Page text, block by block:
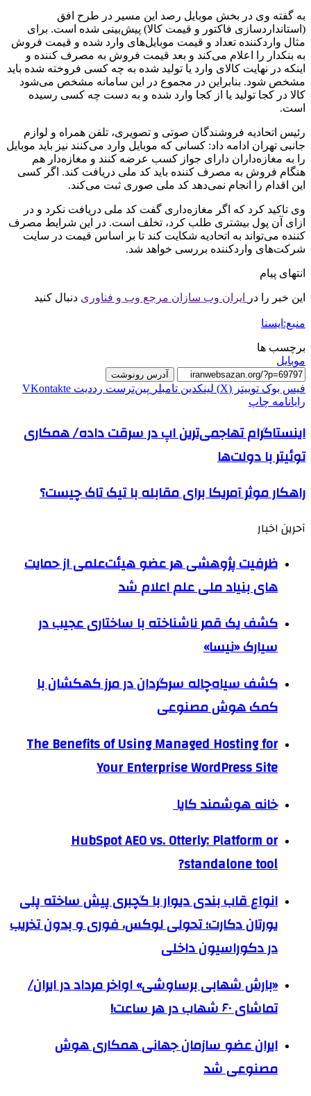
به گفته وی در بخش موبایل رصد این مسیر در طرح افق
(استانداردسازی فاکتور و قیمت کالا) پیش‌بینی شده است. برای
مثال واردکننده تعداد و قیمت موبایل‌های وارد شده و قیمت فروش
به بنکدار را اعلام می‌کند و بعد قیمت فروش به مصرف کننده و
اینکه در نهایت کالای وارد یا تولید شده به چه کسی فروخته شده باید
مشخص شود. بنابراین در مجموع در این سامانه مشخص می‌شود
کالا در کجا تولید یا از کجا وارد شده و به دست چه کسی رسیده
است.
رئیس اتحادیه فروشندگان صوتی و تصویری، تلفن همراه و لوازم
جانبی تهران ادامه داد: کسانی که موبایل وارد می‌کنند نیز باید موبایل
را به مغازه‌داران دارای جواز کسب عرضه کنند و مغازه‌دار هم
هنگام فروش به مصرف کننده باید کد ملی دریافت کند. اگر کسی
این اقدام را انجام نمی‌دهد کد ملی صوری ثبت می‌کند.
وی تاکید کرد که اگر مغازه‌داری گفت کد ملی دریافت نکرد و در
ازای آن پول بیشتری طلب کرد، تخلف است. در این شرایط مصرف
کننده می‌تواند به اتحادیه شکایت کند تا بر اساس قیمت در سایت
شرکت‌های واردکننده بررسی خواهد شد.
انتهای پیام
این خبر را در ایران وب سازان مرجع وب و فناوری دنبال کنید
منبع:ایسنا
برچسب ها
موبایل
آدرس رونوشت
فیس بوک توییتر (X) لینکدین ‫تامبلر ‫پین‌ترست ‫رددیت ‫VKontakte
رایانامه چاپ
اینستاگرام تهاجمی‌ترین اپ در سرقت داده/ همکاری
توئیتر با دولت‌ها
راهکار موثر آمریکا برای مقابله با تیک تاک چیست؟
آحرین اخبار
ظرفیت پژوهشی هر عضو هیئت‌علمی از حمایت
های بنیاد ملی علم اعلام شد
کشف یک قمر ناشناخته با ساختاری عجیب در
سیارک «نیسا»
کشف سیاه‌چاله سرگردان در مرز کهکشان با
کمک هوش مصنوعی
The Benefits of Using Managed Hosting for
Your Enterprise WordPress Site
خانه هوشمند کایا
HubSpot AEO vs. Otterly: Platform or
standalone tool?
انواع قاب بندی دیوار با گچبری پیش ساخته پلی
یورتان دکارت؛ تحولی لوکس، فوری و بدون تخریب
در دکوراسیون داخلی
«بارش شهابی برساوشی» اواخر مرداد در ایران/
تماشای ۶۰ شهاب در هر ساعت!
ایران عضو سازمان جهانی همکاری هوش
مصنوعی شد